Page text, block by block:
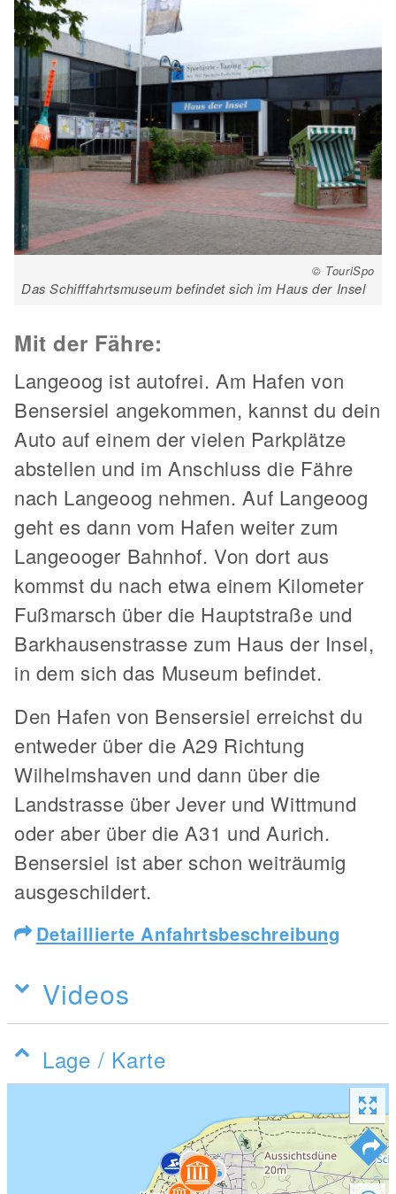
© TouriSpo
Das Schifffahrtsmuseum befindet sich im Haus der Insel
Mit der Fähre:
Langeoog ist autofrei. Am Hafen von
Bensersiel angekommen, kannst du dein
Auto auf einem der vielen Parkplätze
abstellen und im Anschluss die Fähre
nach Langeoog nehmen. Auf Langeoog
geht es dann vom Hafen weiter zum
Langeooger Bahnhof. Von dort aus
kommst du nach etwa einem Kilometer
Fußmarsch über die Hauptstraße und
Barkhausenstrasse zum Haus der Insel,
in dem sich das Museum befindet.
Den Hafen von Bensersiel erreichst du
entweder über die A29 Richtung
Wilhelmshaven und dann über die
Landstrasse über Jever und Wittmund
oder aber über die A31 und Aurich.
Bensersiel ist aber schon weiträumig
ausgeschildert.
Detaillierte Anfahrtsbeschreibung
Videos
Lage / Karte